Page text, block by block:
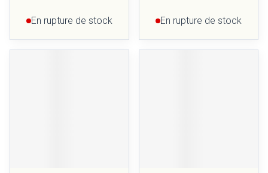
En rupture de stock En rupture de stock